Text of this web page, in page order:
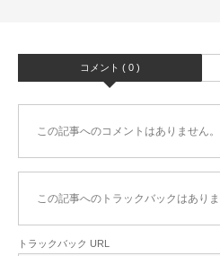
コメント ( 0 )
この記事へのコメントはありません。
この記事へのトラックバックはありま
トラックバック URL